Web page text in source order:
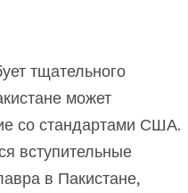
тщательного
может
со стандартами США.
вступительные
в Пакистане,